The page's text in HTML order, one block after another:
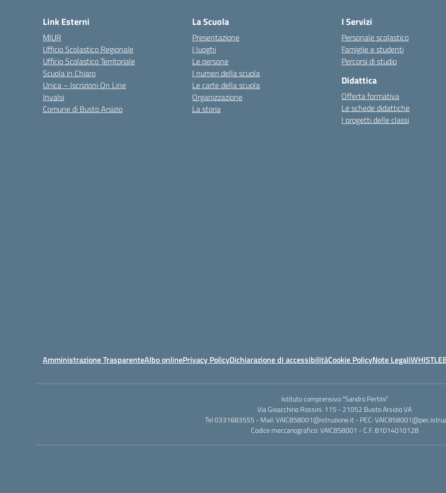
Link Esterni
MIUR
Ufficio Scolastico Regionale
Ufficio Scolastico Territoriale
Scuola in Chiaro
Unica – Iscrizioni On Line
Invalsi
Comune di Busto Arsizio
La Scuola
Presentazione
I luoghi
Le persone
I numeri della scuola
Le carte della scuola
Organizzazione
La storia
I Servizi
Personale scolastico
Famiglie e studenti
Percorsi di studio
Didattica
Offerta formativa
Le schede didattiche
I progetti delle classi
Amministrazione TrasparenteAlbo onlinePrivacy PolicyDichiarazione di accessibilitàCookie PolicyNote Legali
Istituto comprensivo "Sandro Pertini"
Via Gioacchino Rossini. 115 - 21052 Busto Arsizio VA
Tel 0331683555 - Mail: VAIC858001@istruzione.it - PEC:
Codice meccanografico: VAIC858001 - C.F. 81014010128